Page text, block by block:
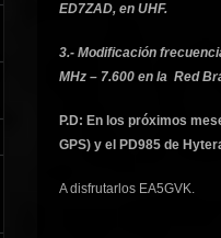
ED7ZAD, en UHF.
3.- Modificación
MHz – 7.600 en la Red
P.D: En los próximos
GPS) y el PD985 de
A disfrutarlos EA5GVK.